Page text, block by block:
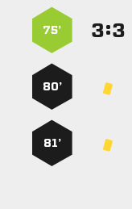
:
75’
80’
81’